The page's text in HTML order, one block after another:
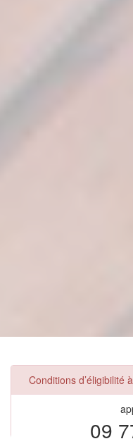
Conditions d’éligibilité
09